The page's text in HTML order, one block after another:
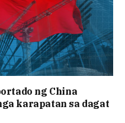
ng China
karapatan sa dagat